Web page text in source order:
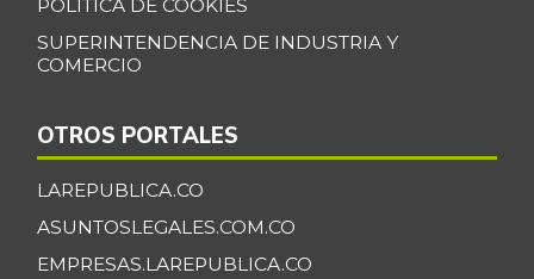
POLÍTICA DE COOKIES
SUPERINTENDENCIA DE INDUSTRIA Y
COMERCIO
OTROS PORTALES
LAREPUBLICA.CO
ASUNTOSLEGALES.COM.CO
EMPRESAS.LAREPUBLICA.CO